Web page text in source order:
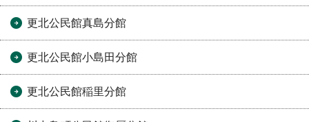
更北公民館真島分館
更北公民館小島田分館
更北公民館稲里分館